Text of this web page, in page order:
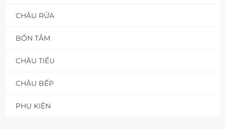
CHẬU RỬA
BỒN TẮM
CHẬU TIỂU
CHẬU BẾP
PHỤ KIỆN